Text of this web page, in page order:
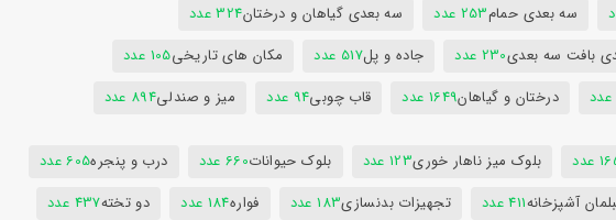
سه بعدی حمام253 عدد سه بعدی گیاهان و درختان324 عدد
بافت سه بعدی230 عدد جاده و پل517 عدد مکان های تاریخی105 عدد
درختان و گیاهان1649 عدد قاب چوبی94 عدد میز و صندلی894 عدد
عدد بلوک میز ناهار خوری123 عدد بلوک حیوانات660 عدد درب و پنجره605 عدد
آشپزخانه411 عدد تجهیزات بدنسازی183 عدد فواره184 عدد دو تخته437 عدد